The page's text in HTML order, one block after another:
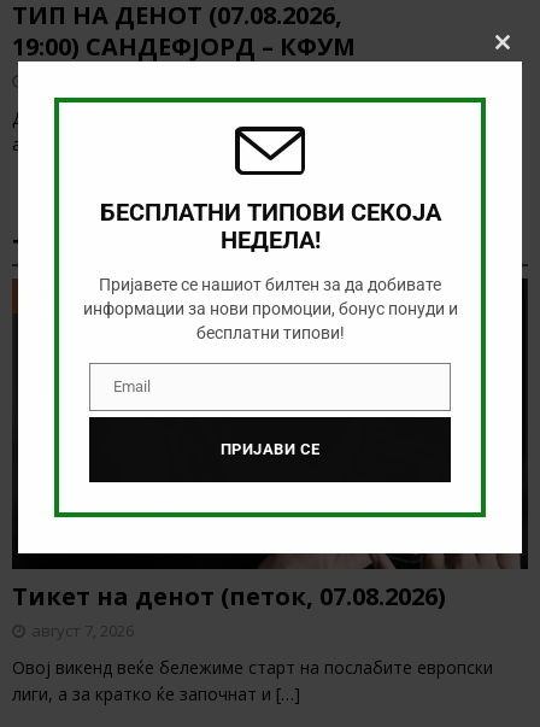
ТИП НА ДЕНОТ (07.08.2026,
19:00) САНДЕФЈОРД – КФУМ
Денес нема солидна понуда за обложување, а ние ќе го
анализираме дуелот од норвешката лига
ТИКЕТ НА ДЕНОТ
ТИКЕТ НА ДЕНОТ
Тикет на денот (петок, 07.08.2026)
август 7, 2026
Овој викенд веќе бележиме старт на послабите европски
лиги, а за кратко ќе започнат и […]
Close
БЕСПЛАТНИ ТИПОВИ СЕКОЈА
НЕДЕЛА!
Пријавете се нашиот билтен за да добивате
информации за нови промоции, бонус понуди и
бесплатни типови!
EmailEmail
ПРИЈАВИ СЕ